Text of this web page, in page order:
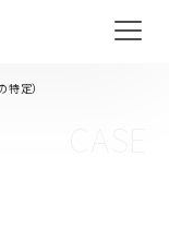
定）